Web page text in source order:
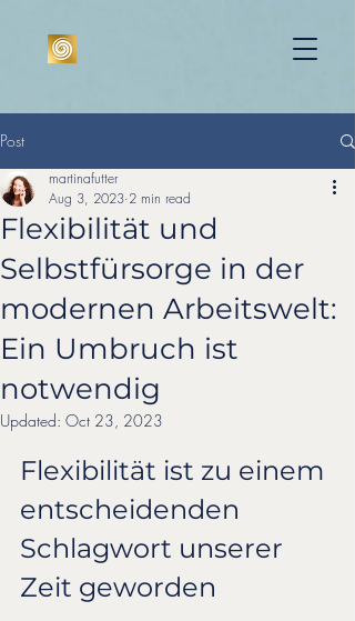
Post
Flexibilität und
Selbstfürsorge in der
modernen Arbeitswelt:
Ein Umbruch ist
notwendig
martinafutter
Aug 3, 2023 2 min read
Updated: Oct 23, 2023
Flexibilität ist zu einem
entscheidenden
Schlagwort unserer
Zeit geworden